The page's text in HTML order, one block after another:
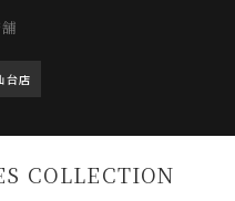
台店
COLLECTION